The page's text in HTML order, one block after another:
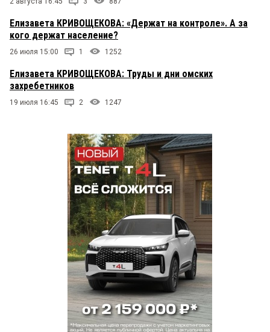
Елизавета КРИВОЩЕКОВА: «Держат на контроле». А за
кого держат население?
26 июля 15:00 1 1252
Елизавета КРИВОЩЕКОВА: Труды и дни омских
захребетников
19 июля 16:45 2 1247